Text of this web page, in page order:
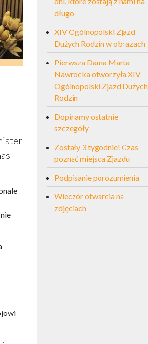
długo
XIV Ogólnopolski Zjazd
Dużych Rodzin w obrazach
Pierwsza Dama Marta
Nawrocka otworzyła XIV
Ogólnopolski Zjazd Dużych
Rodzin
Dopinamy ostatnie
szczegóły
Zostały 3 tygodnie! Czas
poznać miejsca Zjazdu
Podpisanie porozumienia
Wieczór otwarcia na
zdjęciach